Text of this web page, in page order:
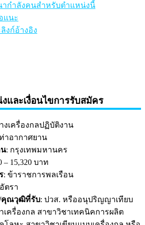
กำลังคนสำหรับตำแหน่งนี้
แนะ
งก์อ้างอิง
และเงื่อนไขการรับสมัคร
งเครื่องกลปฏิบัติงาน
าอากาศยาน
: กรุงเทพมหานคร
– 15,320 บาท
: ข้าราชการพลเรือน
ตรา
/คุณวุฒิที่รับ: ปวส. หรืออนุปริญญาเทียบ
เครื่องกล สาขาวิชาเทคนิคการผลิต